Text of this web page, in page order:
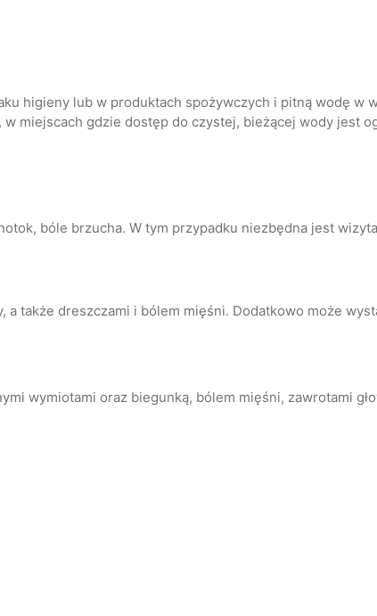
higieny lub w produktach spożywczych i pitną wodę w
miejscach gdzie dostęp do czystej, bieżącej wody jest
bóle brzucha. W tym przypadku niezbędna jest
także dreszczami i bólem mięśni. Dodatkowo może
wymiotami oraz biegunką, bólem mięśni, zawrotami